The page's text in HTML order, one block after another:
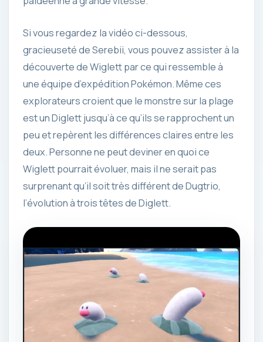
Si vous regardez la vidéo ci-dessous,
gracieuseté de Serebii, vous pouvez assister à la
découverte de Wiglett par ce qui ressemble à
une équipe d’expédition Pokémon. Même ces
explorateurs croient que le monstre sur la plage
est un Diglett jusqu’à ce qu’ils se rapprochent un
peu et repèrent les différences claires entre les
deux. Personne ne peut deviner en quoi ce
Wiglett pourrait évoluer, mais il ne serait pas
surprenant qu’il soit très différent de Dugtrio,
l’évolution à trois têtes de Diglett.